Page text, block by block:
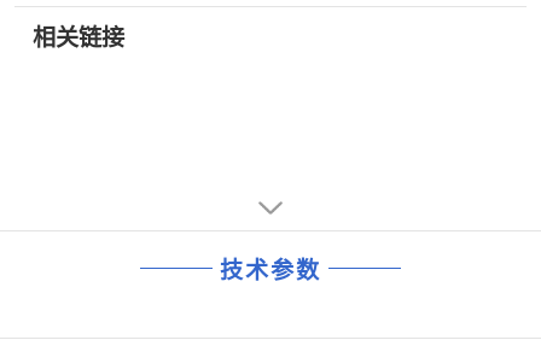
相关链接
技术参数